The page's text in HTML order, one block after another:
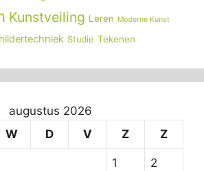
Kunstveiling Leren Moderne Kunst
Studie Tekenen
augustus 2026
W D V Z Z
1 2